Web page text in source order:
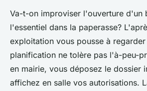
Va-t-on improviser l'ouverture d'un
l'essentiel dans la paperasse?
exploitation vous pousse à
planification ne tolère pas l'à-peu-
en mairie, vous déposez le dossier
affichez en salle vos autorisations.